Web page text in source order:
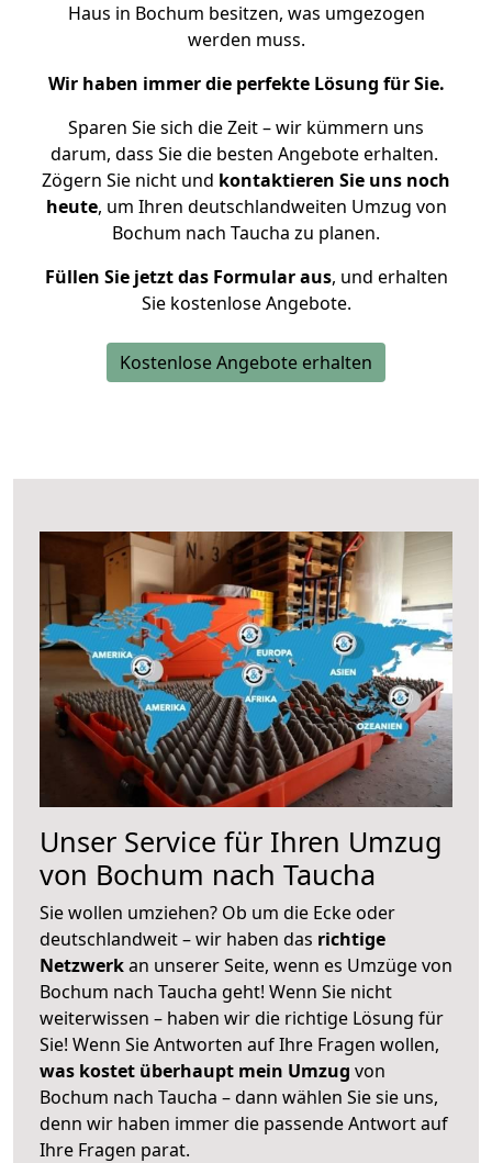
Haus in Bochum besitzen, was umgezogen
werden muss.
Wir haben immer die perfekte Lösung für Sie.
Sparen Sie sich die Zeit – wir kümmern uns
darum, dass Sie die besten Angebote erhalten.
Zögern Sie nicht und kontaktieren Sie uns noch
heute, um Ihren deutschlandweiten Umzug von
Bochum nach Taucha zu planen.
Füllen Sie jetzt das Formular aus, und erhalten
Sie kostenlose Angebote.
Kostenlose Angebote erhalten
Unser Service für Ihren Umzug
von Bochum nach Taucha
Sie wollen umziehen? Ob um die Ecke oder
deutschlandweit – wir haben das richtige
Netzwerkan unserer Seite, wenn es Umzüge von
Bochum nach Taucha geht! Wenn Sie nicht
weiterwissen – haben wir die richtige Lösung für
Sie! Wenn Sie Antworten auf Ihre Fragen wollen,
was kostet überhaupt mein Umzug von
Bochum nach Taucha – dann wählen Sie sie uns,
denn wir haben immer die passende Antwort auf
Ihre Fragen parat.